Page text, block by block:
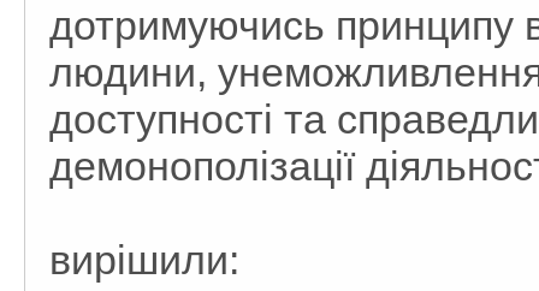
дотримуючись принципу
людини, унеможливлення
доступності та
демонополізації
вирішили: